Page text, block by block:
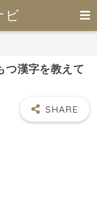
つ漢字を教えて